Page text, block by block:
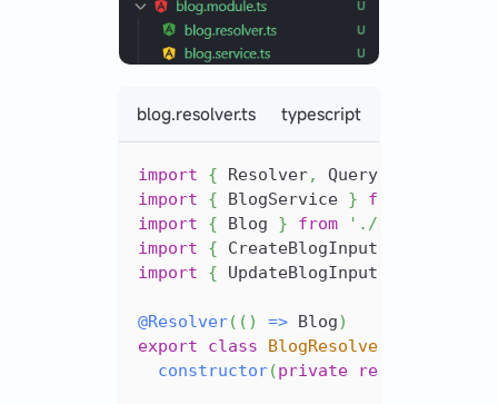
blog.resolver.ts typescript
import { Resolver, Query
import
{ BlogService } from
import
{ Blog } from
'./entities/
import
{ CreateBlogInput
import
{ UpdateBlogInput
@Resolver( ( ) => Blog)
export
class BlogResolver
constructor(private readonly